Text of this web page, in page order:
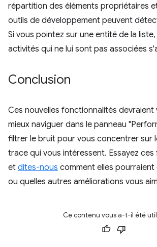
répartition des éléments propriétaires
outils de développement peuvent
Si vous pointez sur une entité de la
activités qui ne lui sont pas associées
Conclusion
Ces nouvelles fonctionnalités devraient
mieux naviguer dans le panneau
filtrer le bruit pour vous concentrer sur
trace qui vous intéressent. Essayez
et dites-nous comment elles pourraient
ou quelles autres améliorations vous
Ce contenu vous a-t-il été